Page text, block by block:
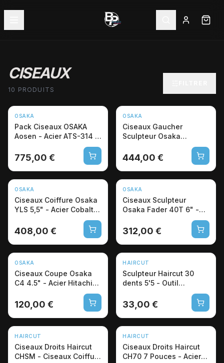
CISEAUX
10 PRODUITS
OSAKA
Pack Ciseaux OSAKA
Aosen - Acier ATS-314 +
775,00 €
OSAKA
Ciseaux Gaucher
Sculpteur Osaka
Professionnel
444,00 €
OSAKA
Ciseaux Coiffure Osaka
YLS 5,5" - Acier Cobalt
408,00 €
OSAKA
Ciseaux Sculpteur
Osaka Fader 40T 6" -
Cobalt VG-10 Japon Pro
312,00 €
OSAKA
Ciseaux Coupe Osaka
C4 4.5" - Acier Hitachi
120,00 €
HAIRCUT
Sculpteur Haircut 30
dents 5'5 - Outil
professionnel barbier
33,00 €
HAIRCUT
Ciseaux Droits Haircut
CHSM - Ciseaux Coiffure
HAIRCUT
Ciseaux Droits Haircut
CH70 7 Pouces - Acier